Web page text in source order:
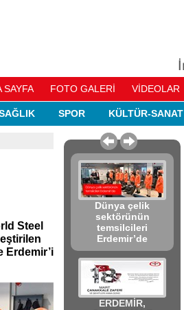
SAYFA FOTO GALERİ VİDEOLAR
SPOR KÜLTÜR-SANAT
Steel
Erdemir’i
Dünya çelik
sektörünün
temsilcileri
Erdemir’de
ERDEMİR,